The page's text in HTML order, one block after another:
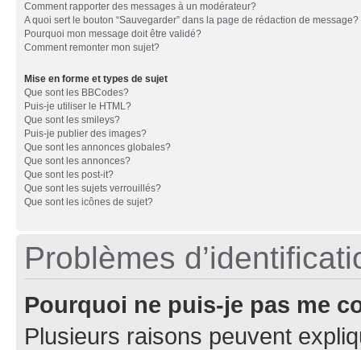
Comment rapporter des messages à un modérateur?
A quoi sert le bouton “Sauvegarder” dans la page de rédaction de message?
Pourquoi mon message doit être validé?
Comment remonter mon sujet?
Mise en forme et types de sujet
Que sont les BBCodes?
Puis-je utiliser le HTML?
Que sont les smileys?
Puis-je publier des images?
Que sont les annonces globales?
Que sont les annonces?
Que sont les post-it?
Que sont les sujets verrouillés?
Que sont les icônes de sujet?
Problèmes
Pourquoi ne puis-je pas me
Plusieurs raisons peuvent